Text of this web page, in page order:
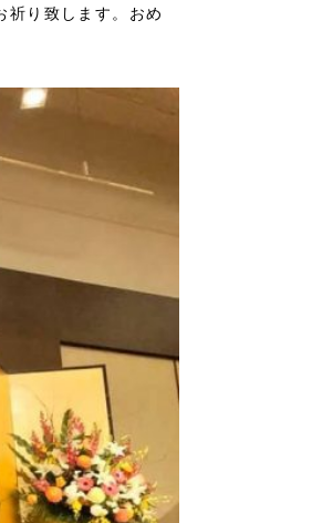
祈り致します。おめ